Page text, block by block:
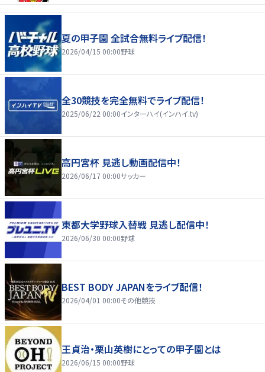
夏の甲子園 全試合無料ライブ配信！
2026/04/15 00:00野球
全30競技を完全無料でライブ配信！
2025/06/22 00:00インターハイ(インハイ.tv)
高円宮杯 見逃し動画配信中！
2026/06/17 00:00サッカー
東都大学野球入替戦 見逃し配信中！
2026/06/30 00:00野球
BEST BODY JAPANをライブ配信！
2026/04/01 00:00その他競技
王貞治・栗山英樹にとっての甲子園とは
2026/06/15 00:00野球